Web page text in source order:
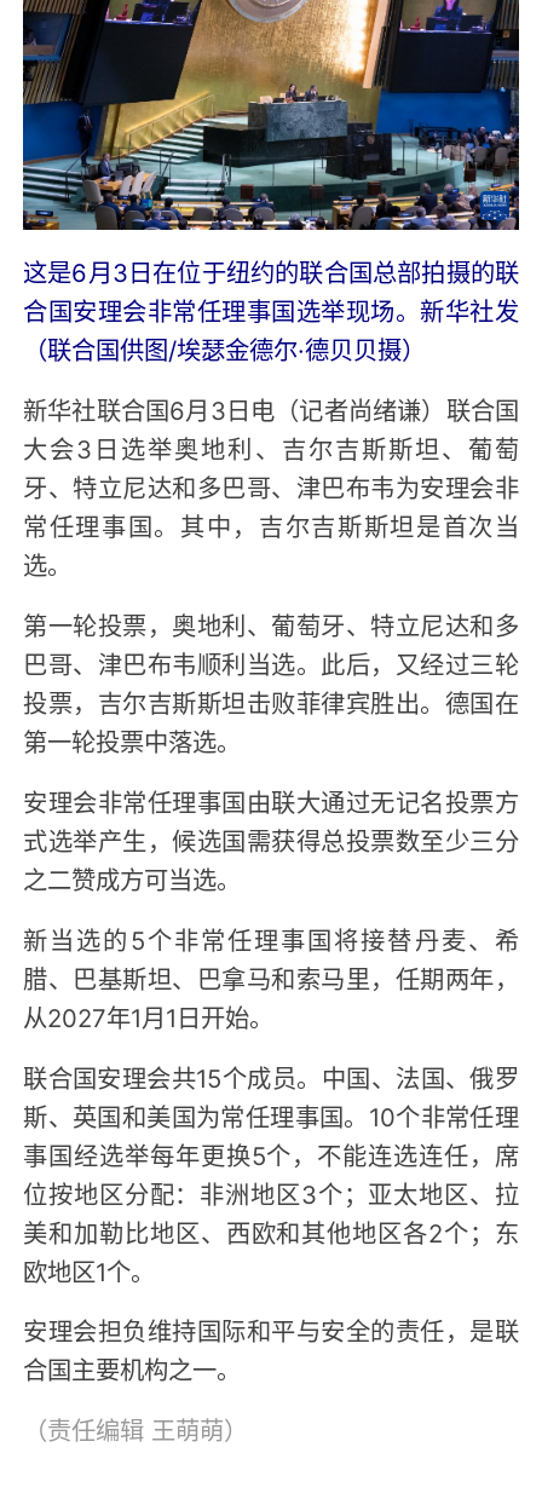
这是6月3日在位于纽约的联合国总部拍摄的联
合国安理会非常任理事国选举现场。新华社发
（联合国供图/埃瑟金德尔·德贝贝摄）
新华社联合国6月3日电（记者尚绪谦）联合国
大会3日选举奥地利、吉尔吉斯斯坦、葡萄
牙、特立尼达和多巴哥、津巴布韦为安理会非
常任理事国。其中，吉尔吉斯斯坦是首次当
选。
第一轮投票，奥地利、葡萄牙、特立尼达和多
巴哥、津巴布韦顺利当选。此后，又经过三轮
投票，吉尔吉斯斯坦击败菲律宾胜出。德国在
第一轮投票中落选。
安理会非常任理事国由联大通过无记名投票方
式选举产生，候选国需获得总投票数至少三分
之二赞成方可当选。
新当选的5个非常任理事国将接替丹麦、希
腊、巴基斯坦、巴拿马和索马里，任期两年，
从2027年1月1日开始。
联合国安理会共15个成员。中国、法国、俄罗
斯、英国和美国为常任理事国。10个非常任理
事国经选举每年更换5个，不能连选连任，席
位按地区分配：非洲地区3个；亚太地区、拉
美和加勒比地区、西欧和其他地区各2个；东
欧地区1个。
安理会担负维持国际和平与安全的责任，是联
合国主要机构之一。
（责任编辑 王萌萌）